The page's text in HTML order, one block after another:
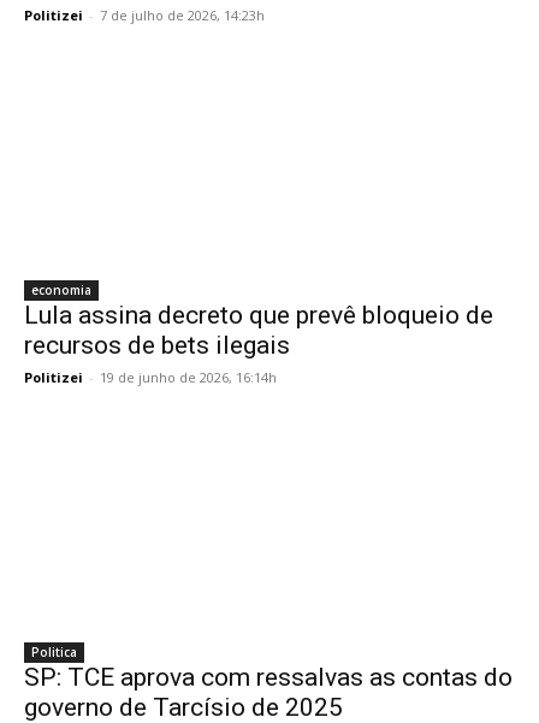
Politizei - 7 de julho de 2026, 14:23h
economia
Lula assina decreto que prevê bloqueio de
recursos de bets ilegais
Politizei - 19 de junho de 2026, 16:14h
Politica
SP: TCE aprova com ressalvas as contas do
governo de Tarcísio de 2025